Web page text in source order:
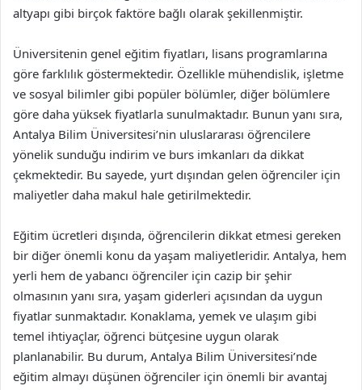
altyapı gibi birçok faktöre bağlı olarak şekillenmiştir.
Üniversitenin genel eğitim fiyatları, lisans programlarına
göre farklılık göstermektedir. Özellikle mühendislik, işletme
ve sosyal bilimler gibi popüler bölümler, diğer bölümlere
göre daha yüksek fiyatlarla sunulmaktadır. Bunun yanı sıra,
Antalya Bilim Üniversitesi’nin uluslararası öğrencilere
yönelik sunduğu indirim ve burs imkanları da dikkat
çekmektedir. Bu sayede, yurt dışından gelen öğrenciler için
maliyetler daha makul hale getirilmektedir.
Eğitim ücretleri dışında, öğrencilerin dikkat etmesi gereken
bir diğer önemli konu da yaşam maliyetleridir. Antalya, hem
yerli hem de yabancı öğrenciler için cazip bir şehir
olmasının yanı sıra, yaşam giderleri açısından da uygun
fiyatlar sunmaktadır. Konaklama, yemek ve ulaşım gibi
temel ihtiyaçlar, öğrenci bütçesine uygun olarak
planlanabilir. Bu durum, Antalya Bilim Üniversitesi’nde
eğitim almayı düşünen öğrenciler için önemli bir avantaj